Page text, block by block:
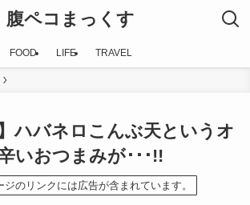
腹ペコまっくす
FOOD LIFE TRAVEL
ハバネロこんぶ天というオ
いおつまみが･･･!!
のリンクには広告が含まれています。